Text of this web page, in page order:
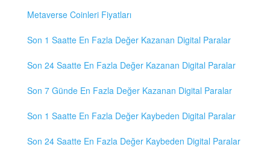
Metaverse Coinleri Fiyatları
Son 1 Saatte En Fazla Değer Kazanan Digital Paralar
Son 24 Saatte En Fazla Değer Kazanan Digital Paralar
Son 7 Günde En Fazla Değer Kazanan Digital Paralar
Son 1 Saatte En Fazla Değer Kaybeden Digital Paralar
Son 24 Saatte En Fazla Değer Kaybeden Digital Paralar